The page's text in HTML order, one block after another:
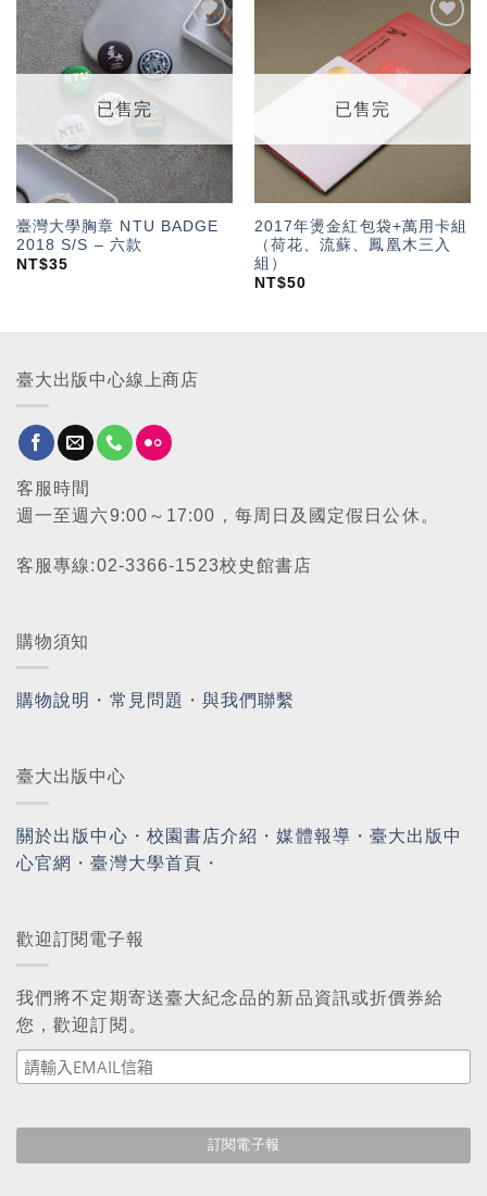
加入
「願
望輕
已售完
臺灣大學胸章 NTU BADGE
2018 S/S – 六款
NT$35
加入
「願
望輕
單」
已售完
2017年燙金紅包袋+萬用卡組
（荷花、流蘇、鳳凰木三入
組）
NT$50
臺大出版中心線上商店
客服時間
週一至週六9:00～17:00，每周日及國定假日公休。
客服專線:02-3366-1523校史館書店
購物須知
購物說明 ・ 常見問題 ・與我們聯繫
臺大出版中心
關於出版中心 ・ 校園書店介紹 ・媒體報導 ・ 臺大出版中
心官網 ・臺灣大學首頁 ・
歡迎訂閱電子報
我們將不定期寄送臺大紀念品的新品資訊或折價券給
您，歡迎訂閱。